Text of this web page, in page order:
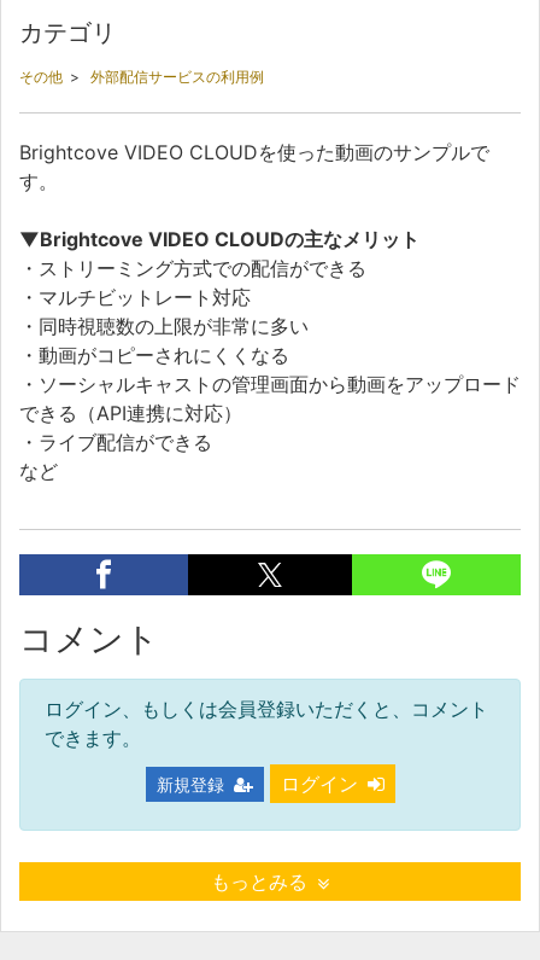
カテゴリ
その他 > 外部配信サービスの利用例
Brightcove VIDEO CLOUDを使った動画のサンプルで
す。
▼Brightcove VIDEO CLOUDの主なメリット
・ストリーミング方式での配信ができる
・マルチビットレート対応
・同時視聴数の上限が非常に多い
・動画がコピーされにくくなる
・ソーシャルキャストの管理画面から動画をアップロード
できる（API連携に対応）
・ライブ配信ができる
など
コメント
ログイン、もしくは会員登録いただくと、コメント
できます。
新規登録 ログイン
もっとみる